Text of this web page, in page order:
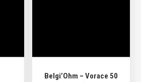
Belgi’Ohm – Vorace 50